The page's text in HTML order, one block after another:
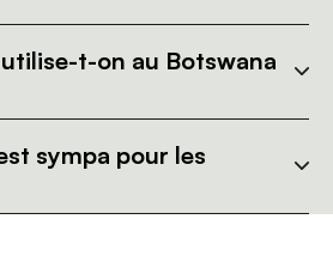
t-on au Botswana
sympa pour les